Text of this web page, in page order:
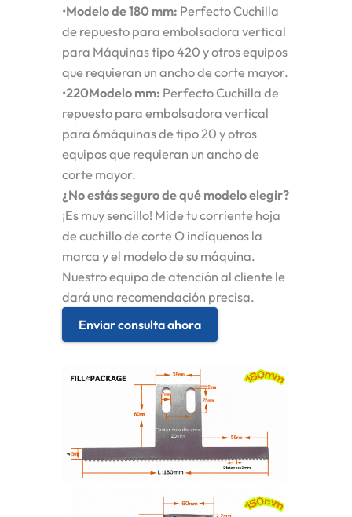
•Modelo de 180 mm: PerfectoCuchilla
de repuesto para embolsadora vertical
para Máquinas tipo 420 y otros equipos
que requieran un ancho de corte mayor.
•220Modelo mm: PerfectoCuchilla de
repuesto para embolsadora vertical
para 6máquinas de tipo 20 y otros
equipos que requieran un ancho de
corte mayor.
¿No estás seguro de qué modelo elegir?
¡Es muy sencillo! Mide tu corriente hoja
de cuchillo de corteO indíquenos la
marca y el modelo de su máquina.
Nuestro equipo de atención al cliente le
dará una recomendación precisa.
Enviar consulta ahora